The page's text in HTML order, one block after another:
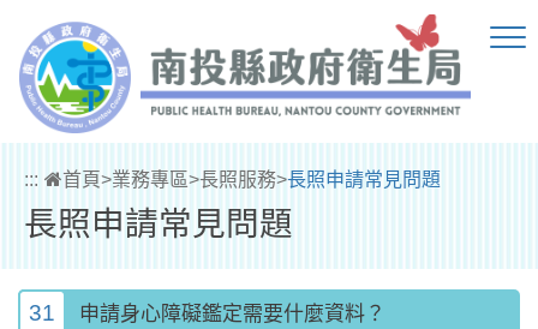
::: 首頁>業務專區>長照服務>長照申請常見問題
長照申請常見問題
31 申請身心障礙鑑定需要什麼資料？